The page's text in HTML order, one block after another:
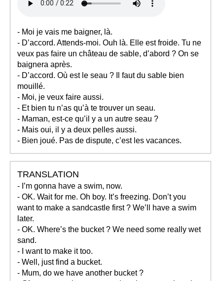
- Moi je vais me baigner, là.
- D’accord. Attends-moi. Ouh là. Elle est froide. Tu ne
veux pas faire un château de sable, d’abord ? On se
baignera après.
- D’accord. Où est le seau ? Il faut du sable bien
mouillé.
- Moi, je veux faire aussi.
- Et bien tu n’as qu’à te trouver un seau.
- Maman, est-ce qu’il y a un autre seau ?
- Mais oui, il y a deux pelles aussi.
- Bien joué. Pas de dispute, c’est les vacances.
TRANSLATION
- I’m gonna have a swim, now.
- OK. Wait for me. Oh boy. It’s freezing. Don’t you
want to make a sandcastle first ? We’ll have a swim
later.
- OK. Where’s the bucket ? We need some really wet
sand.
- I want to make it too.
- Well, just find a bucket.
- Mum, do we have another bucket ?